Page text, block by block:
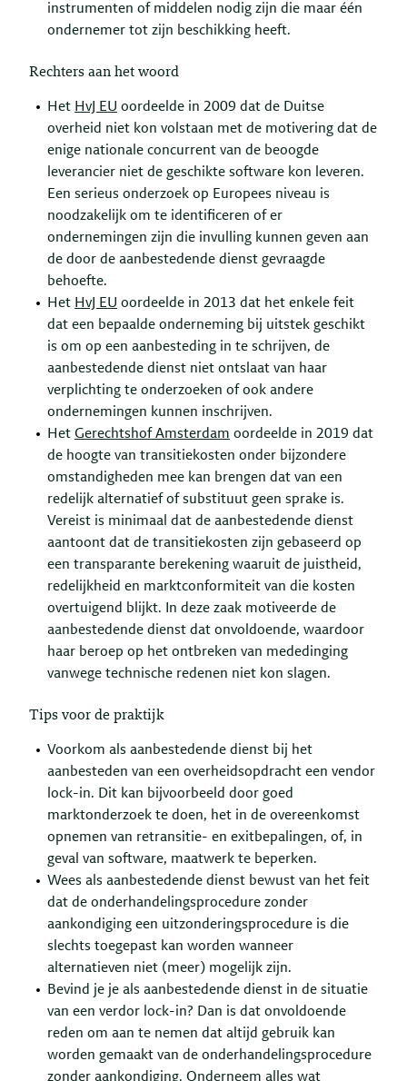
instrumenten of middelen nodig zijn die maar één
ondernemer tot zijn beschikking heeft.
Rechters aan het woord
Het HvJ EU oordeelde in 2009 dat de Duitse
overheid niet kon volstaan met de motivering dat de
enige nationale concurrent van de beoogde
leverancier niet de geschikte software kon leveren.
Een serieus onderzoek op Europees niveau is
noodzakelijk om te identificeren of er
ondernemingen zijn die invulling kunnen geven aan
de door de aanbestedende dienst gevraagde
behoefte.
Het HvJ EU oordeelde in 2013 dat het enkele feit
dat een bepaalde onderneming bij uitstek geschikt
is om op een aanbesteding in te schrijven, de
aanbestedende dienst niet ontslaat van haar
verplichting te onderzoeken of ook andere
ondernemingen kunnen inschrijven.
Het Gerechtshof Amsterdam oordeelde in 2019 dat
de hoogte van transitiekosten onder bijzondere
omstandigheden mee kan brengen dat van een
redelijk alternatief of substituut geen sprake is.
Vereist is minimaal dat de aanbestedende dienst
aantoont dat de transitiekosten zijn gebaseerd op
een transparante berekening waaruit de juistheid,
redelijkheid en marktconformiteit van die kosten
overtuigend blijkt. In deze zaak motiveerde de
aanbestedende dienst dat onvoldoende, waardoor
haar beroep op het ontbreken van mededinging
vanwege technische redenen niet kon slagen.
Tips voor de praktijk
Voorkom als aanbestedende dienst bij het
aanbesteden van een overheidsopdracht een vendor
lock-in. Dit kan bijvoorbeeld door goed
marktonderzoek te doen, het in de overeenkomst
opnemen van retransitie- en exitbepalingen, of, in
geval van software, maatwerk te beperken.
Wees als aanbestedende dienst bewust van het feit
dat de onderhandelingsprocedure zonder
aankondiging een uitzonderingsprocedure is die
slechts toegepast kan worden wanneer
alternatieven niet (meer) mogelijk zijn.
Bevind je je als aanbestedende dienst in de situatie
van een verdor lock-in? Dan is dat onvoldoende
reden om aan te nemen dat altijd gebruik kan
worden gemaakt van de onderhandelingsprocedure
zonder aankondiging. Onderneem alles wat